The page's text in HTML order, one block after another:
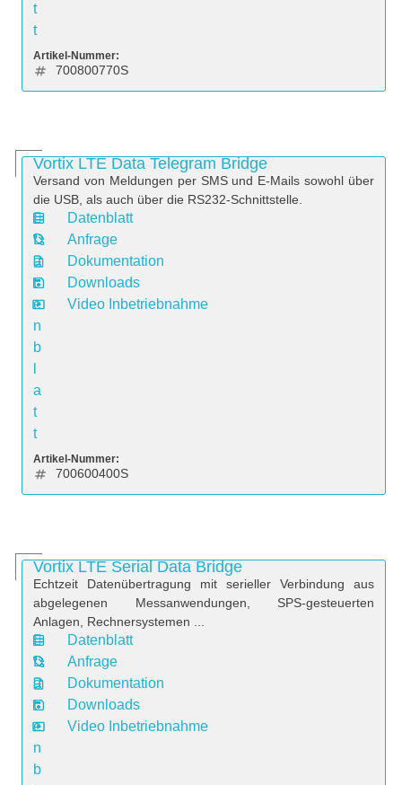
t
t
Artikel-Nummer:
700800770S
Vortix LTE Data Telegram Bridge
Versand von Meldungen per SMS und E-Mails sowohl über
die USB, als auch über die RS232-Schnittstelle.
D
a
t
e
n
b
a
t
t
Datenblatt
Anfrage
Dokumentation
Downloads
Video Inbetriebnahme
Artikel-Nummer:
700600400S
Vortix LTE Serial Data Bridge
Echtzeit Datenübertragung mit serieller Verbindung aus
abgelegenen Messanwendungen, SPS-gesteuerten
Anlagen, Rechnersystemen ...
D
a
t
e
n
b
Datenblatt
Anfrage
Dokumentation
Downloads
Video Inbetriebnahme